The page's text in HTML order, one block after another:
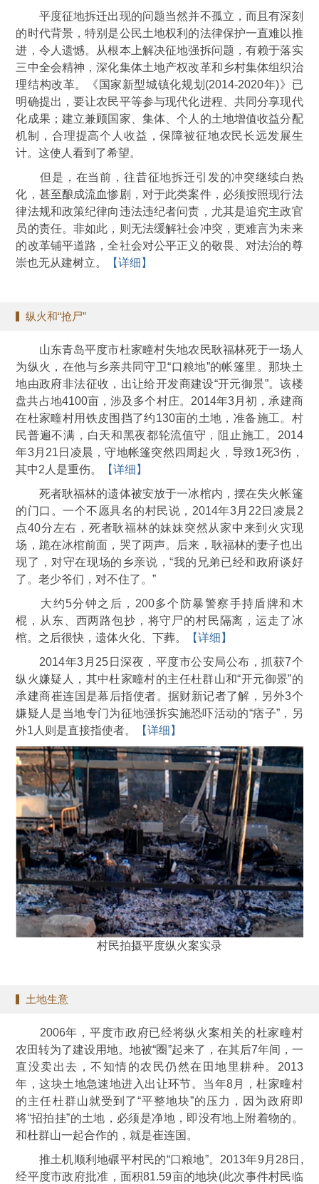
平度征地拆迁出现的问题当然并不孤立，而且有深刻
的时代背景，特别是公民土地权利的法律保护一直难以推
进，令人遗憾。从根本上解决征地强拆问题，有赖于落实
三中全会精神，深化集体土地产权改革和乡村集体组织治
理结构改革。《国家新型城镇化规划(2014-2020年)》已
明确提出，要让农民平等参与现代化进程、共同分享现代
化成果；建立兼顾国家、集体、个人的土地增值收益分配
机制，合理提高个人收益，保障被征地农民长远发展生
计。这使人看到了希望。
但是，在当前，往昔征地拆迁引发的冲突继续白热
化，甚至酿成流血惨剧，对于此类案件，必须按照现行法
律法规和政策纪律向违法违纪者问责，尤其是追究主政官
员的责任。非如此，则无法缓解社会冲突，更难言为未来
的改革铺平道路，全社会对公平正义的敬畏、对法治的尊
崇也无从建树立。
【详细】
纵火和“抢尸”
山东青岛平度市杜家疃村失地农民耿福林死于一场人
为纵火，在他与乡亲共同守卫“口粮地”的帐篷里。那块土
地由政府非法征收，出让给开发商建设“开元御景”。该楼
盘共占地4100亩，涉及多个村庄。2014年3月初，承建商
在杜家疃村用铁皮围挡了约130亩的土地，准备施工。村
民普遍不满，白天和黑夜都轮流值守，阻止施工。2014
年3月21日凌晨，守地帐篷突然四周起火，导致1死3伤，
其中2人是重伤。
【详细】
死者耿福林的遗体被安放于一冰棺内，摆在失火帐篷
的门口。一个不愿具名的村民说，2014年3月22日凌晨2
点40分左右，死者耿福林的妹妹突然从家中来到火灾现
场，跪在冰棺前面，哭了两声。后来，耿福林的妻子也出
现了，对守在现场的乡亲说，“我的兄弟已经和政府谈好
了。老少爷们，对不住了。”
大约5分钟之后，200多个防暴警察手持盾牌和木
棍，从东、西两路包抄，将守尸的村民隔离，运走了冰
棺。之后很快，遗体火化、下葬。
【详细】
2014年3月25日深夜，平度市公安局公布，抓获7个
纵火嫌疑人，其中杜家疃村的主任杜群山和“开元御景”的
承建商崔连国是幕后指使者。据财新记者了解，另外3个
嫌疑人是当地专门为征地强拆实施恐吓活动的“痞子”，另
外1人则是直接指使者。
【详细】
村民拍摄平度纵火案实录
土地生意
2006年，平度市政府已经将纵火案相关的杜家疃村
农田转为了建设用地。地被“圈”起来了，在其后7年间，一
直没卖出去，不知情的农民仍然在田地里耕种。2013
年，这块土地急速地进入出让环节。当年8月，杜家疃村
的主任杜群山就受到了“平整地块”的压力，因为政府即
将“招拍挂”的土地，必须是净地，即没有地上附着物的。
和杜群山一起合作的，就是崔连国。
推土机顺利地碾平村民的“口粮地”。2013年9月28日,
经平度市政府批准，面积81.59亩的地块(此次事件村民临